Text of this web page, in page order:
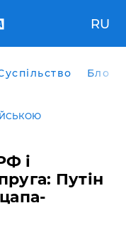
RU
Блоги
і
Путін